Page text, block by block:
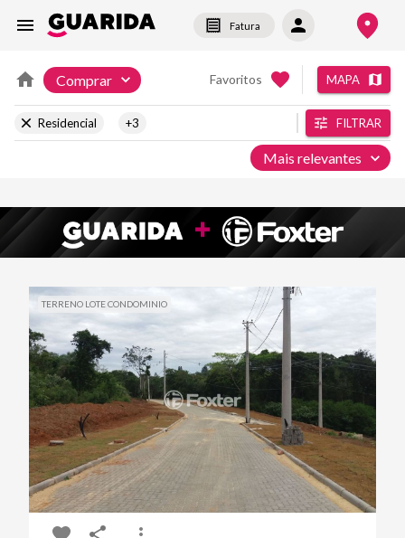
Fatura
Comprar Favoritos MAPA
Residencial +3 FILTRAR
Mais relevantes
TERRENO LOTE CONDOMINIO